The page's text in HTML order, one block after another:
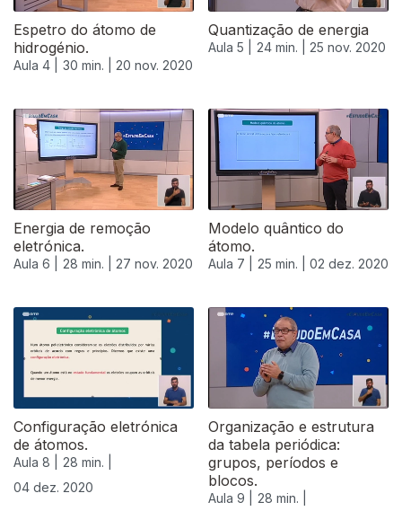
Espetro do átomo de
hidrogénio.
Aula 4 | 30 min. | 20 nov. 2020
Quantização de energia
Aula 5 | 24 min. | 25 nov. 2020
Energia de remoção
eletrónica.
Aula 6 | 28 min. | 27 nov. 2020
Modelo quântico do
átomo.
Aula 7 | 25 min. | 02 dez. 2020
Configuração eletrónica
de átomos.
Aula 8 |
28 min. |
04 dez. 2020
Organização e estrutura
da tabela periódica:
grupos, períodos e
blocos.
Aula 9 |
28 min. |